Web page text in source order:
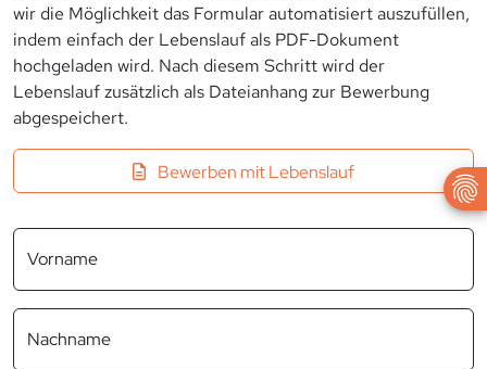
wir die Möglichkeit das Formular automatisiert auszufüllen,
indem einfach der Lebenslauf als PDF-Dokument
hochgeladen wird. Nach diesem Schritt wird der
Lebenslauf zusätzlich als Dateianhang zur Bewerbung
abgespeichert.
Bewerben mit Lebenslauf
Vorname
Nachname